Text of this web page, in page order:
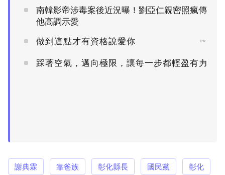
南韓影帝涉毒案後近況曝！劉亞仁親密照瘋傳
他高調示愛
做到這點才有資格說愛你 PR
踩著空氣，邁向極限，讓每一步都輕盈有力
PR
謝典霖 靠爸族 彰化縣長 國民黨 彰化